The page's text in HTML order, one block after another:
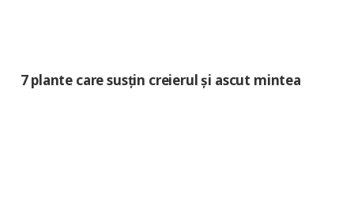
7 plante care susțin creierul și ascut mintea